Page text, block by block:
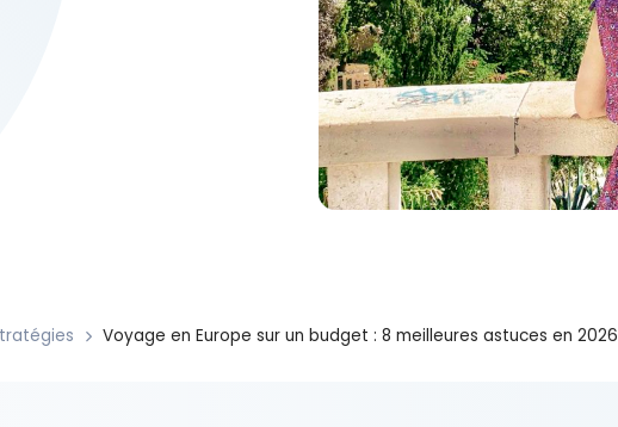
Voyage en Europe sur un budget : 8 meilleures astuces en 2026